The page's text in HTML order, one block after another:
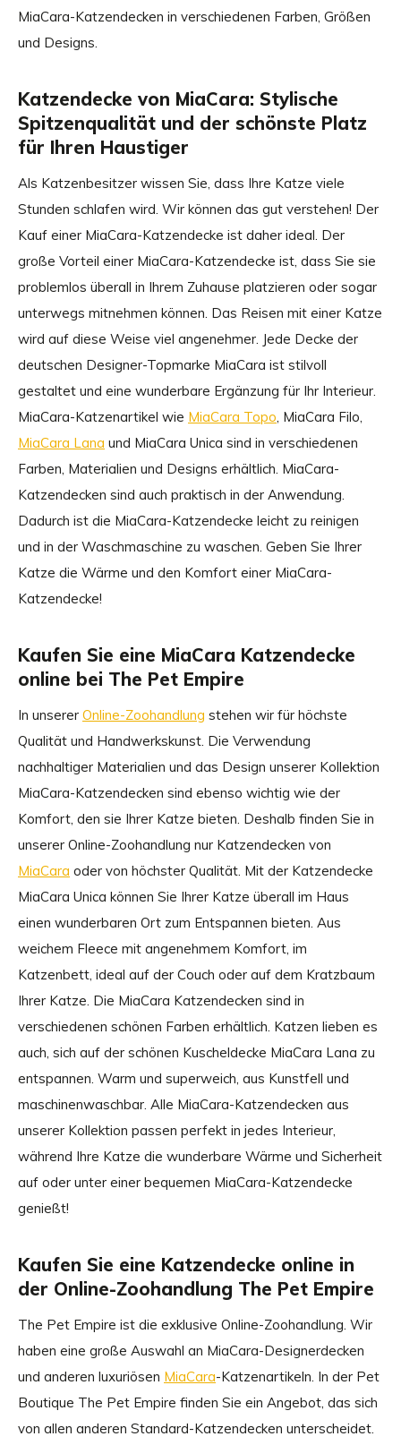
MiaCara-Katzendecken in verschiedenen Farben, Größen
und Designs.
Katzendecke von MiaCara: Stylische
Spitzenqualität und der schönste Platz
für Ihren Haustiger
Als Katzenbesitzer wissen Sie, dass Ihre Katze viele
Stunden schlafen wird. Wir können das gut verstehen! Der
Kauf einer MiaCara-Katzendecke ist daher ideal. Der
große Vorteil einer MiaCara-Katzendecke ist, dass Sie sie
problemlos überall in Ihrem Zuhause platzieren oder sogar
unterwegs mitnehmen können. Das Reisen mit einer Katze
wird auf diese Weise viel angenehmer. Jede Decke der
deutschen Designer-Topmarke MiaCara ist stilvoll
gestaltet und eine wunderbare Ergänzung für Ihr Interieur.
MiaCara-Katzenartikel wie MiaCara Topo, MiaCara Filo,
MiaCara Lana und MiaCara Unica sind in verschiedenen
Farben, Materialien und Designs erhältlich. MiaCara-
Katzendecken sind auch praktisch in der Anwendung.
Dadurch ist die MiaCara-Katzendecke leicht zu reinigen
und in der Waschmaschine zu waschen. Geben Sie Ihrer
Katze die Wärme und den Komfort einer MiaCara-
Katzendecke!
Kaufen Sie eine MiaCara Katzendecke
online bei The Pet Empire
In unserer Online-Zoohandlung stehen wir für höchste
Qualität und Handwerkskunst. Die Verwendung
nachhaltiger Materialien und das Design unserer Kollektion
MiaCara-Katzendecken sind ebenso wichtig wie der
Komfort, den sie Ihrer Katze bieten. Deshalb finden Sie in
unserer Online-Zoohandlung nur Katzendecken von
MiaCara oder von höchster Qualität. Mit der Katzendecke
MiaCara Unica können Sie Ihrer Katze überall im Haus
einen wunderbaren Ort zum Entspannen bieten. Aus
weichem Fleece mit angenehmem Komfort, im
Katzenbett, ideal auf der Couch oder auf dem Kratzbaum
Ihrer Katze. Die MiaCara Katzendecken sind in
verschiedenen schönen Farben erhältlich. Katzen lieben es
auch, sich auf der schönen Kuscheldecke MiaCara Lana zu
entspannen. Warm und superweich, aus Kunstfell und
maschinenwaschbar. Alle MiaCara-Katzendecken aus
unserer Kollektion passen perfekt in jedes Interieur,
während Ihre Katze die wunderbare Wärme und Sicherheit
auf oder unter einer bequemen MiaCara-Katzendecke
genießt!
Kaufen Sie eine Katzendecke online in
der Online-Zoohandlung The Pet Empire
The Pet Empire ist die exklusive Online-Zoohandlung. Wir
haben eine große Auswahl an MiaCara-Designerdecken
und anderen luxuriösen MiaCara-Katzenartikeln. In der Pet
Boutique The Pet Empire finden Sie ein Angebot, das sich
von allen anderen Standard-Katzendecken unterscheidet.